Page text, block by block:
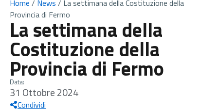
Home / News / La settimana della Costituzione della
Provincia di Fermo
La settimana della
Costituzione della
Provincia di Fermo
Data:
31 Ottobre 2024
Condividi